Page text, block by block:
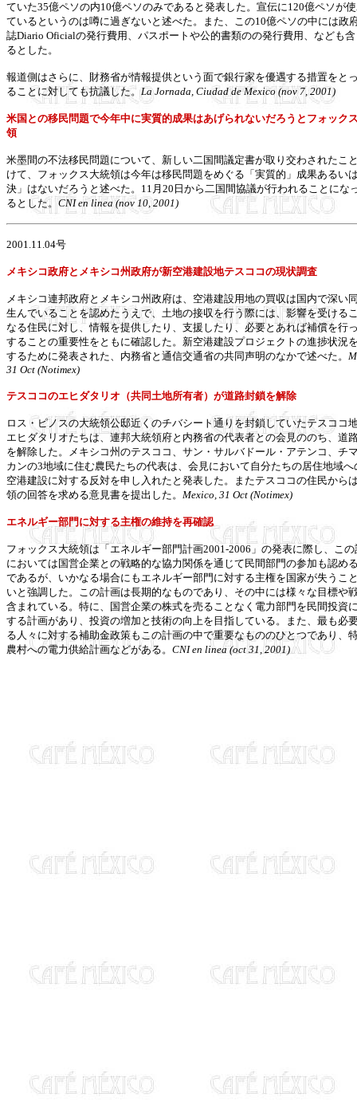
ていた35億ペソの内10億ペソのみであると発表した。宣伝に120億ペソが
ているというのは噂に過ぎないと述べた。また、この10億ペソの中には政
誌Diario Oficialの発行費用、パスポートや公的書類のの発行費用、なども
るとした。
報道側はさらに、財務省が情報提供という面で銀行家を優遇する措置をと
ることに対しても抗議した。La Jornada, Ciudad de Mexico (nov 7, 2001)
米国との移民問題で今年中に実質的成果はあげられないだろうとフォック
領
米墨間の不法移民問題について、新しい二国間議定書が取り交わされたこ
けて、フォックス大統領は今年は移民問題をめぐる「実質的」成果あるい
決」はないだろうと述べた。11月20日から二国間協議が行われることにな
るとした。CNI en linea (nov 10, 2001)
2001.11.04号
メキシコ政府とメキシコ州政府が新空港建設地テスココの現状調査
メキシコ連邦政府とメキシコ州政府は、空港建設用地の買収は国内で深い
生んでいることを認めたうえで、土地の接収を行う際には、影響を受ける
なる住民に対し、情報を提供したり、支援したり、必要とあれば補償を行
することの重要性をともに確認した。新空港建設プロジェクトの進捗状況
するために発表された、内務省と通信交通省の共同声明のなかで述べた。
31 Oct (Notimex)
テスココのエヒダタリオ（共同土地所有者）が道路封鎖を解除
ロス・ピノスの大統領公邸近くのチバシート通りを封鎖していたテスココ
エヒダタリオたちは、連邦大統領府と内務省の代表者との会見ののち、道
を解除した。メキシコ州のテスココ、サン・サルバドール・アテンコ、チ
カンの3地域に住む農民たちの代表は、会見において自分たちの居住地域へ
空港建設に対する反対を申し入れたと発表した。またテスココの住民から
領の回答を求める意見書を提出した。 Mexico, 31 Oct (Notimex)
エネルギー部門に対する主権の維持を再確認
フォックス大統領は「エネルギー部門計画2001-2006」の発表に際し、この
においては国営企業との戦略的な協力関係を通じて民間部門の参加も認め
であるが、いかなる場合にもエネルギー部門に対する主権を国家が失うこ
いと強調した。この計画は長期的なものであり、その中には様々な目標や
含まれている。特に、国営企業の株式を売ることなく電力部門を民間投資
する計画があり、投資の増加と技術の向上を目指している。また、最も必
る人々に対する補助金政策もこの計画の中で重要なもののひとつであり、
農村への電力供給計画などがある。 CNI en linea (oct 31, 2001)